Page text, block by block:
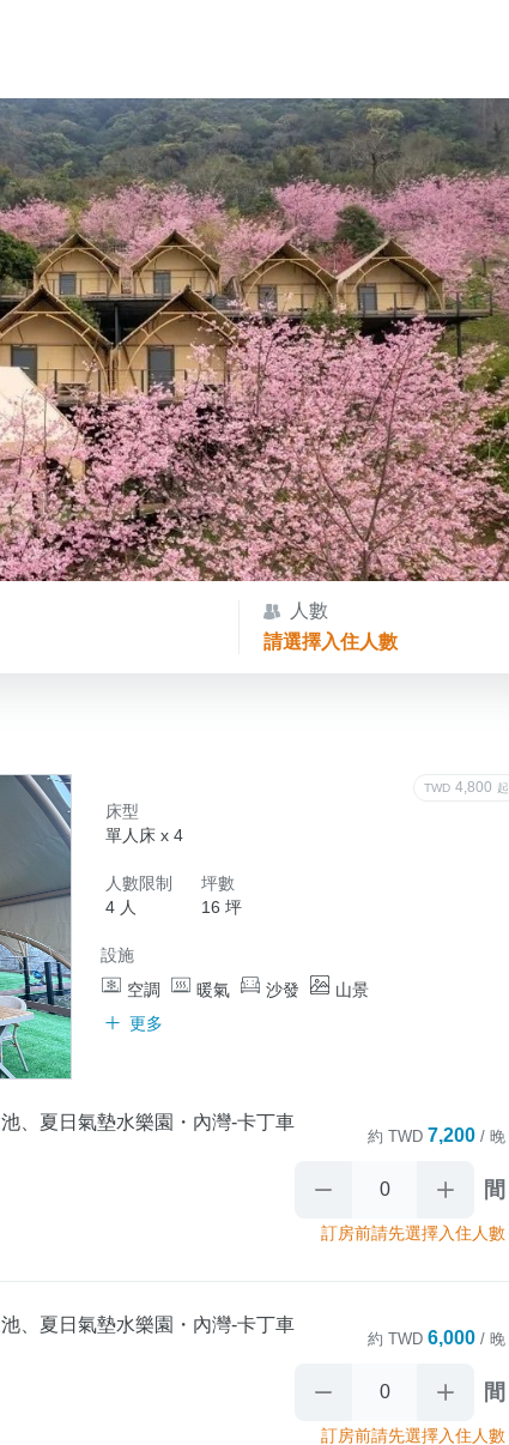
人數
請選擇入住人數
TWD 4,800 起
床型
單人床 x 4
人數限制
4 人
坪數
16 坪
設施
空調
暖氣 沙發
山景
更多
、夏日氣墊水樂園・內灣-卡丁車
場為主。
約 TWD 7,200 / 晚
間
訂房前請先選擇入住人數
、夏日氣墊水樂園・內灣-卡丁車
約 TWD 6,000 / 晚
間
訂房前請先選擇入住人數